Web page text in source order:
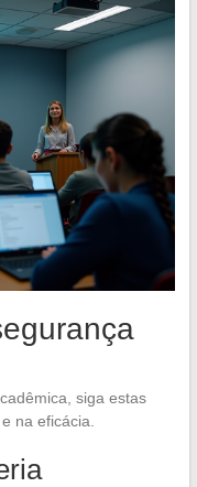
siga estas
na eficácia.